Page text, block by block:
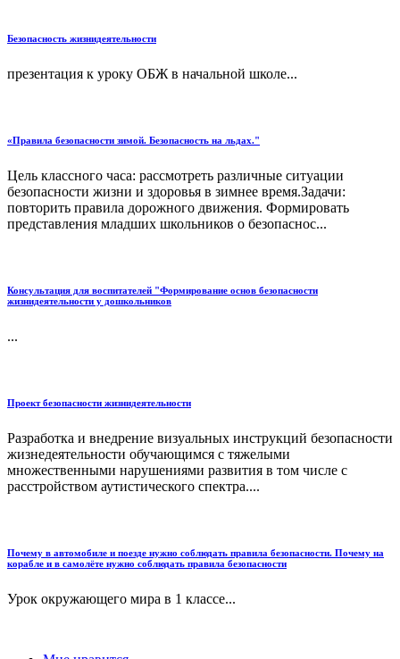
Безопасность жизнидеятельности
презентация к уроку ОБЖ в начальной школе...
«Правила безопасности зимой. Безопасность на льдах."
Цель классного часа: рассмотреть различные ситуации
безопасности жизни и здоровья в зимнее время.Задачи:
повторить правила дорожного движения. Формировать
представления младших школьников о безопаснос...
Консультация для воспитателей "Формирование основ безопасности
жизнидеятельности у дошкольников
...
Проект безопасности жизнидеятельности
Разработка и внедрение визуальных инструкций безопасности
жизнедеятельности обучающимся с тяжелыми
множественными нарушениями развития в том числе с
расстройством аутистического спектра....
Почему в автомобиле и поезде нужно соблюдать правила безопасности. Почему на
корабле и в самолёте нужно соблюдать правила безопасности
Урок окружающего мира в 1 классе...